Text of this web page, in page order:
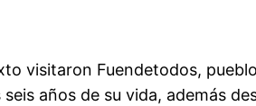
visitaron Fuendetodos,
años de su vida, además